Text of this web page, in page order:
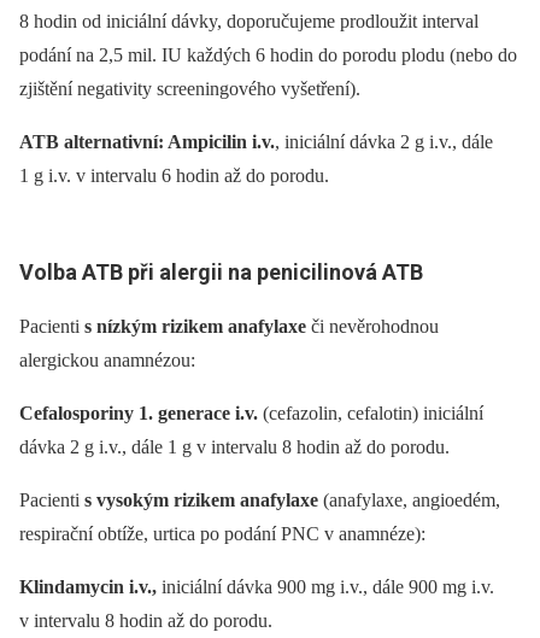
8 hodin od iniciální dávky, doporučujeme prodloužit interval
podání na 2,5 mil. IU každých 6 hodin do porodu plodu (nebo do
zjištění negativity screeningového vyšetření).
ATB alternativní: Ampicilin i.v., iniciální dávka 2 g i.v., dále
1 g i.v. v intervalu 6 hodin až do porodu.
Volba ATB při alergii na penicilinová ATB
Pacienti s nízkým rizikem anafylaxe či nevěrohodnou
alergickou anamnézou:
Cefalosporiny 1. generace i.v. (cefazolin, cefalotin) iniciální
dávka 2 g i.v., dále 1 g v intervalu 8 hodin až do porodu.
Pacienti s vysokým rizikem anafylaxe (anafylaxe, angioedém,
respirační obtíže, urtica po podání PNC v anamnéze):
Klindamycin i.v., iniciální dávka 900 mg i.v., dále 900 mg i.v.
v intervalu 8 hodin až do porodu.